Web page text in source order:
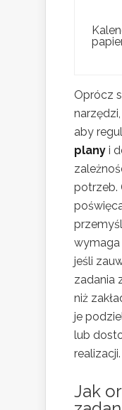
Oprócz
aby
plany i
potrzeb.
wymaga
jeśli
zadania
niż
je
lub
realizacji.
Jak